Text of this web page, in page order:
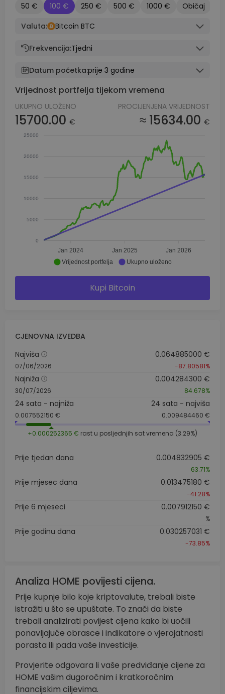
50 €
100 € 250 € 500 € 1000 €
Običaj
Valuta:
Bitcoin BTC
Frekvencija:Tjedni
Datum početka:prije 3 godine
Vrijednost portfelja tijekom vremena
UKUPNO ULOŽENO
15700.00 €
PROCIJENJENA VRIJEDNOST
≈ 15634.00 €
25000
20000
15000
10000
5000
0
Jan 2024 Jan 2025 Jan 2026
Vrijednost portfelja Ukupno uloženo
Kupi Bitcoin
CJENOVNA IZVEDBA
Najviša
07/06/2026
0.064885000 €
-87.80581%
Najniža
30/07/2026
0.004284300 €
84.678%
24 sata - najniža
0.007552150 €
24 sata - najviša
0.009484460 €
+0.000252365 € rast u posljednjih sat vremena (3.29%)
Prije tjedan dana 0.004832905 €
63.71%
Prije mjesec dana 0.013475180 €
-41.28%
Prije 6 mjeseci 0.007912150 €
%
Prije godinu dana 0.030257031 €
-73.85%
Analiza HOME povijesti cijena.
Prije kupnje bilo koje kriptovalute, trebali biste
istražiti u što se upuštate. To znači da biste
trebali analizirati povijest cijena kako bi uočili
ponavljajuće obrasce i indikatore o vjerojatnosti
porasta ili pada vaše investicije.
Provjerite odgovara li vaše predviđanje cijene za
HOME vašim dugoročnim i kratkoročnim
financijskim ciljevima.